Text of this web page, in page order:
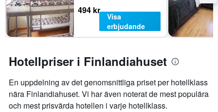
494 kr
Visa
erbjudande
Hotellpriser i Finlandiahuset
En uppdelning av det genomsnittliga priset per hotellklass
nära Finlandiahuset. Vi har även noterat de mest populära
och mest prisvärda hotellen i varje hotellklass.